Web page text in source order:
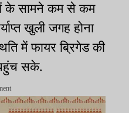
के सामने कम से कम
खुली जगह होना
में फायर ब्रिगेड की
पहुंच सके.